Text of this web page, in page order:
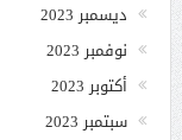
ديسمبر 2023
نوفمبر 2023
أكتوبر 2023
سبتمبر 2023